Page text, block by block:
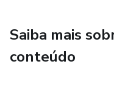
Saiba mais
conteúdo